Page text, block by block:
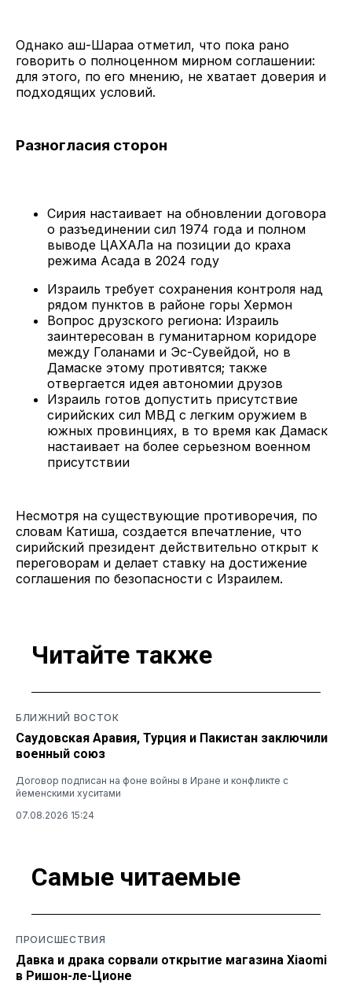
Однако аш-Шараа отметил, что пока рано
говорить о полноценном мирном соглашении:
для этого, по его мнению, не хватает доверия и
подходящих условий.
Разногласия сторон
Сирия настаивает на обновлении договора
о разъединении сил 1974 года и полном
выводе ЦАХАЛа на позиции до краха
режима Асада в 2024 году
Израиль требует сохранения контроля над
рядом пунктов в районе горы Хермон
Вопрос друзского региона: Израиль
заинтересован в гуманитарном коридоре
между Голанами и Эс-Сувейдой, но в
Дамаске этому противятся; также
отвергается идея автономии друзов
Израиль готов допустить присутствие
сирийских сил МВД с легким оружием в
южных провинциях, в то время как Дамаск
настаивает на более серьезном военном
присутствии
Несмотря на существующие противоречия, по
словам Катиша, создается впечатление, что
сирийский президент действительно открыт к
переговорам и делает ставку на достижение
соглашения по безопасности с Израилем.
Читайте также
БЛИЖНИЙ ВОСТОК
Саудовская Аравия, Турция и Пакистан заключили
военный союз
Договор подписан на фоне войны в Иране и конфликте с
йеменскими хуситами
07.08.2026 15:24
Самые читаемые
ПРОИСШЕСТВИЯ
Давка и драка сорвали открытие магазина Xiaomi
в Ришон-ле-Ционе